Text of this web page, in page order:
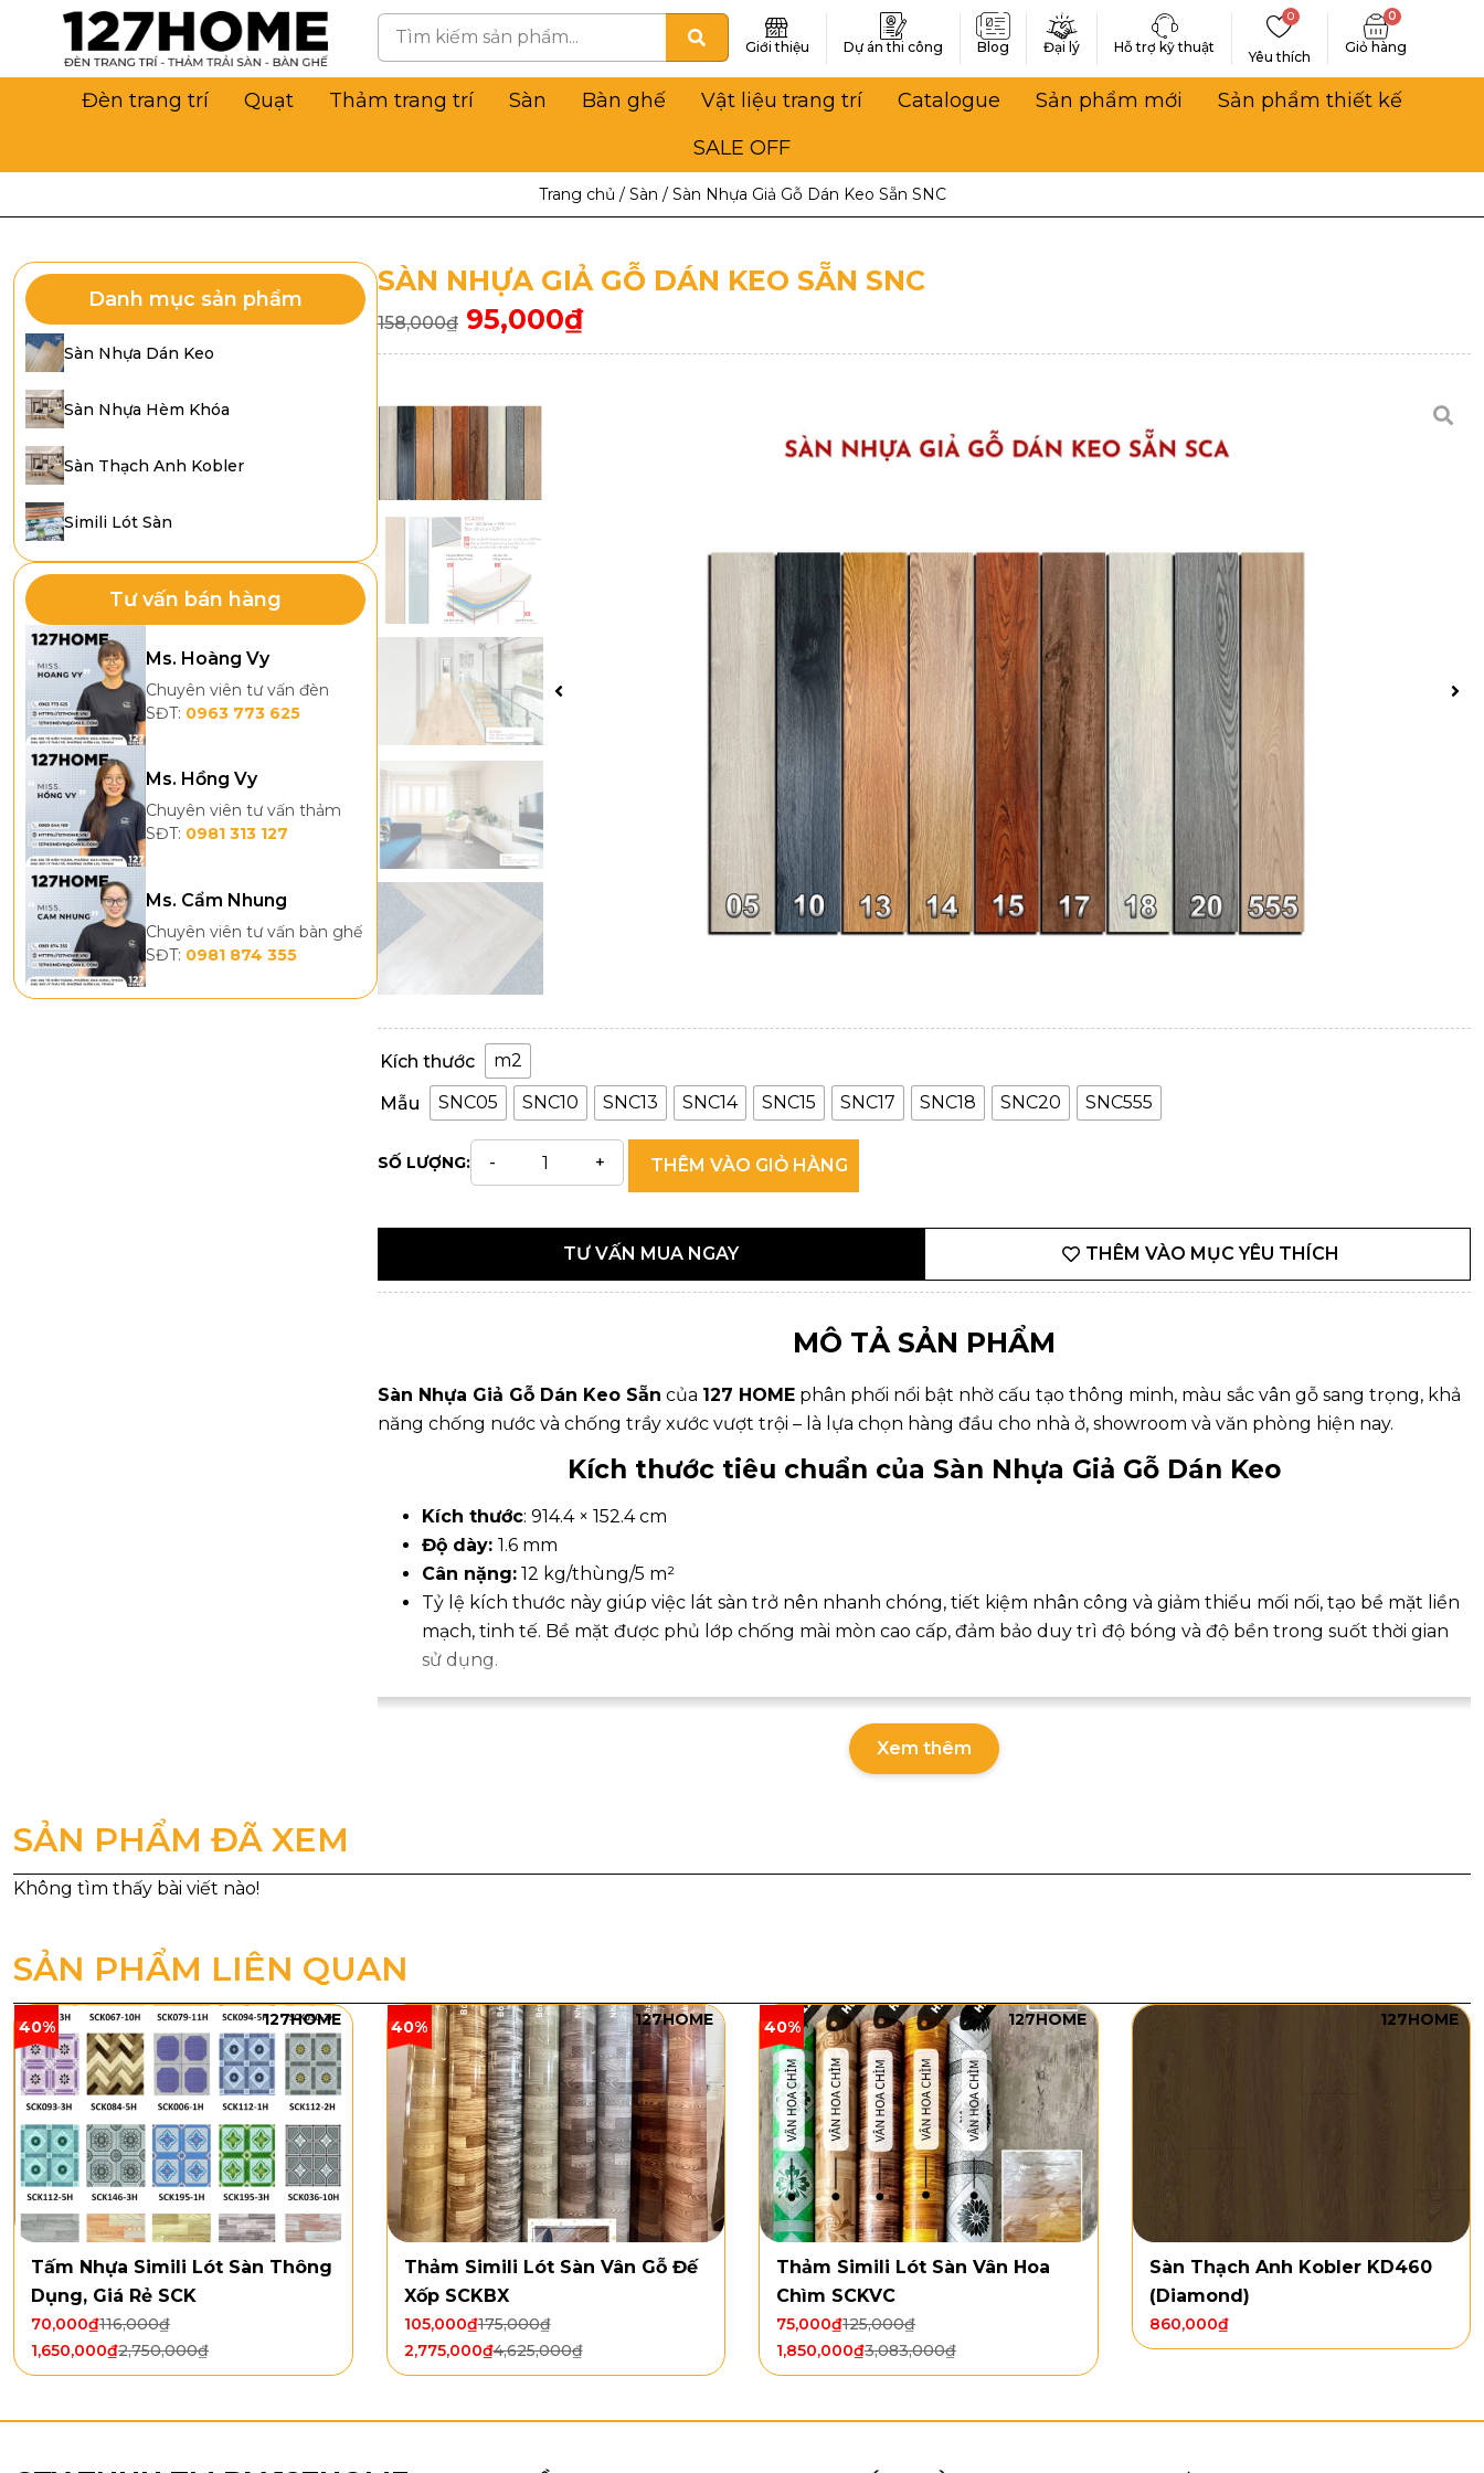
Giới thiệu Dự án thi công Blog Đại lý Hỗ trợ kỹ thuật
Yêu thích
0 0
Đèn trang trí Quạt Thảm trang trí Sàn Bàn ghế Vật liệu trang trí Catalogue Sản phẩm mới
Sản phẩm thiết kế
SALE OFF
Trang chủ / Sàn / Sàn Nhựa Giả Gỗ Dán Keo Sẵn SNC
Danh mục sản phẩm
Sàn Nhựa Dán Keo
Sàn Nhựa Hèm Khóa
Sàn Thạch Anh Kobler
Simili Lót Sàn
Tư vấn bán hàng
Ms. Hoàng Vy
Chuyên viên tư vấn đèn
SĐT: 0963 773 625
Ms. Hồng Vy
Chuyên viên tư vấn thảm
SĐT: 0981 313 127
Ms. Cẩm Nhung
Chuyên viên tư vấn bàn ghế
SĐT: 0981 874 355
SÀN NHỰA GIẢ GỖ DÁN KEO SẴN SNC
158,000₫ 95,000₫
Kích thước m2
Mẫu SNC05 SNC10 SNC13 SNC14 SNC15 SNC17 SNC18 SNC20 SNC555
SỐ LƯỢNG: THÊM VÀO GIỎ HÀNG
TƯ VẤN MUA NGAY THÊM VÀO MỤC YÊU THÍCH
MÔ TẢ SẢN PHẨM
Sàn Nhựa Giả Gỗ Dán Keo Sẵn của 127 HOME phân phối nổi bật nhờ cấu tạo thông minh, màu sắc vân gỗ sang trọng, khả
năng chống nước và chống trầy xước vượt trội – là lựa chọn hàng đầu cho nhà ở, showroom và văn phòng hiện nay.
Kích thước tiêu chuẩn của Sàn Nhựa Giả Gỗ Dán Keo
Kích thước: 914.4 × 152.4 cm
Độ dày: 1.6 mm
Cân nặng: 12 kg/thùng/5 m²
Tỷ lệ kích thước này giúp việc lát sàn trở nên nhanh chóng, tiết kiệm nhân công và giảm thiểu mối nối, tạo bề mặt liền
mạch, tinh tế. Bề mặt được phủ lớp chống mài mòn cao cấp, đảm bảo duy trì độ bóng và độ bền trong suốt thời gian
sử dụng.
Xem thêm
SẢN PHẨM ĐÃ XEM
SẢN PHẨM LIÊN QUAN
40% 127HOME
Tấm Nhựa Simili Lót Sàn Thông
Dụng, Giá Rẻ SCK
116,000₫
70,000₫
2,750,000₫
1,650,000₫
40% 127HOME
Thảm Simili Lót Sàn Vân Gỗ Đế
Xốp SCKBX
175,000₫
105,000₫
4,625,000₫
2,775,000₫
40% 127HOME
Thảm Simili Lót Sàn Vân Hoa
Chìm SCKVC
125,000₫
75,000₫
3,083,000₫
1,850,000₫
127HOME
Sàn Thạch Anh Kobler KD460
(Diamond)
860,000₫